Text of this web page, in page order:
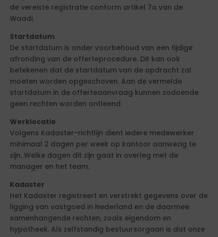
de vereiste registratie conform artikel 7a van de
Waadi.
Startdatum
De startdatum is onder voorbehoud van een tijdige
afronding van de offerteprocedure. Dit kan ook
betekenen dat de startdatum van de opdracht zal
moeten worden opgeschoven. Aan de vermelde
startdatum in de offerteaanvraag kunnen zodoende
geen rechten worden ontleend.
Werklocatie
Volgens Kadaster-richtlijn dient iedere medewerker
minimaal 2 dagen per week op kantoor aanwezig te
zijn. Welke dagen dit zijn gaat in overleg met de
manager en het team.
Kadaster
Het Kadaster registreert en verstrekt gegevens over de
ligging van vastgoed in Nederland en de daarmee
samenhangende rechten, zoals eigendom en
hypotheek. Als zelfstandig bestuursorgaan is dat onze